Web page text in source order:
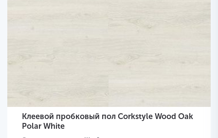
Клеевой пробковый пол Corkstyle Wood Oak
Polar White